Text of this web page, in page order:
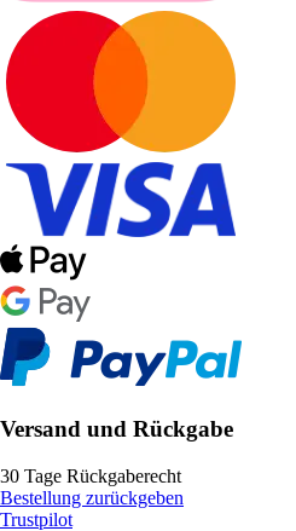
Versand und Rückgabe
30 Tage Rückgaberecht
Bestellung zurückgeben
Trustpilot